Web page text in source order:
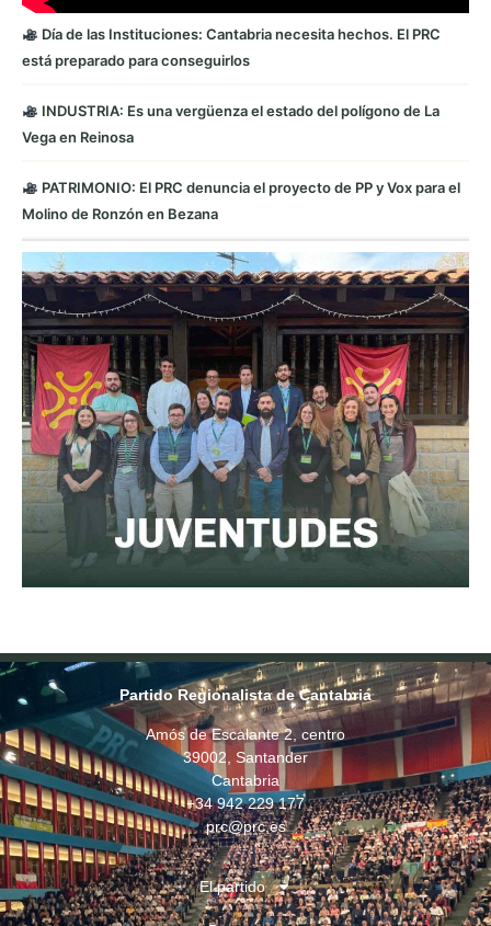
Día de las Instituciones: Cantabria necesita hechos. El PRC
está preparado para conseguirlos
INDUSTRIA: Es una vergüenza el estado del polígono de La
Vega en Reinosa
PATRIMONIO: El PRC denuncia el proyecto de PP y Vox para el
Molino de Ronzón en Bezana
Partido Regionalista de Cantabria
Amós de Escalante 2, centro
39002, Santander
Cantabria
+34 942 229 177
prc@prc.es
El partido